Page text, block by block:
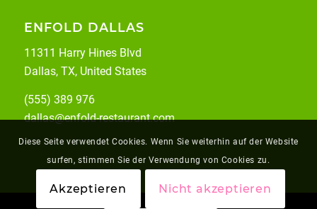
ENFOLD DALLAS
11311 Harry Hines Blvd
Dallas, TX, United States
(555) 389 976
dallas@enfold-restaurant.com
Diese Seite verwendet Cookies. Wenn Sie weiterhin auf der Website
surfen, stimmen Sie der Verwendung von Cookies zu.
Akzeptieren Nicht akzeptieren